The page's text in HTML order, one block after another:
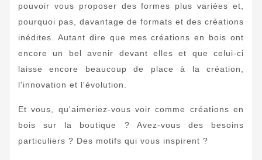
pouvoir vous proposer des formes plus variées et,
pourquoi pas, davantage de formats et des créations
inédites. Autant dire que mes créations en bois ont
encore un bel avenir devant elles et que celui-ci
laisse encore beaucoup de place à la création,
l'innovation et l'évolution.
Et vous, qu'aimeriez-vous voir comme créations en
bois sur la boutique ? Avez-vous des besoins
particuliers ? Des motifs qui vous inspirent ?